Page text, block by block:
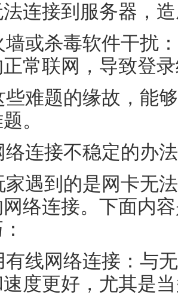
连接到服务器，
墙或杀毒软件干扰
常联网，导致登
些难题的缘故，能
。
络连接不稳定的办法
家遇到的是网卡无
络连接。下面内
有线网络连接：与
度更好，尤其是